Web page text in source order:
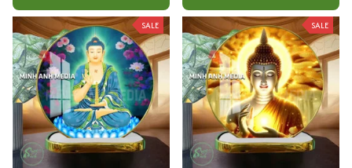
SALE SALE